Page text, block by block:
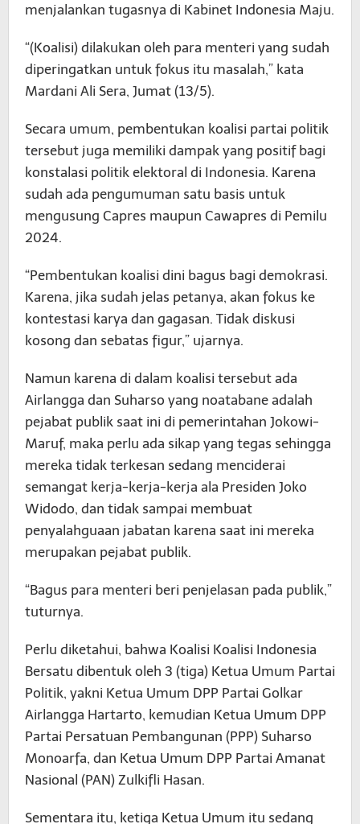
menjalankan tugasnya di Kabinet Indonesia Maju.
“(Koalisi) dilakukan oleh para menteri yang sudah
diperingatkan untuk fokus itu masalah,” kata
Mardani Ali Sera, Jumat (13/5).
Secara umum, pembentukan koalisi partai politik
tersebut juga memiliki dampak yang positif bagi
konstalasi politik elektoral di Indonesia. Karena
sudah ada pengumuman satu basis untuk
mengusung Capres maupun Cawapres di Pemilu
2024.
“Pembentukan koalisi dini bagus bagi demokrasi.
Karena, jika sudah jelas petanya, akan fokus ke
kontestasi karya dan gagasan. Tidak diskusi
kosong dan sebatas figur,” ujarnya.
Namun karena di dalam koalisi tersebut ada
Airlangga dan Suharso yang noatabane adalah
pejabat publik saat ini di pemerintahan Jokowi-
Maruf, maka perlu ada sikap yang tegas sehingga
mereka tidak terkesan sedang menciderai
semangat kerja-kerja-kerja ala Presiden Joko
Widodo, dan tidak sampai membuat
penyalahguaan jabatan karena saat ini mereka
merupakan pejabat publik.
“Bagus para menteri beri penjelasan pada publik,”
tuturnya.
Perlu diketahui, bahwa Koalisi Koalisi Indonesia
Bersatu dibentuk oleh 3 (tiga) Ketua Umum Partai
Politik, yakni Ketua Umum DPP Partai Golkar
Airlangga Hartarto, kemudian Ketua Umum DPP
Partai Persatuan Pembangunan (PPP) Suharso
Monoarfa, dan Ketua Umum DPP Partai Amanat
Nasional (PAN) Zulkifli Hasan.
Sementara itu, ketiga Ketua Umum itu sedang